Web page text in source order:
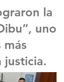
la
uno
justicia.